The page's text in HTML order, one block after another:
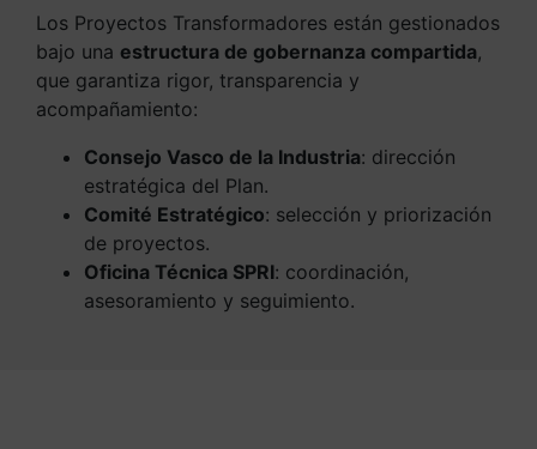
Los Proyectos Transformadores están gestionados
bajo una estructura de gobernanza compartida,
que garantiza rigor, transparencia y
acompañamiento:
Consejo Vasco de la Industria: dirección
estratégica del Plan.
Comité Estratégico: selección y priorización
de proyectos.
Oficina Técnica SPRI: coordinación,
asesoramiento y seguimiento.